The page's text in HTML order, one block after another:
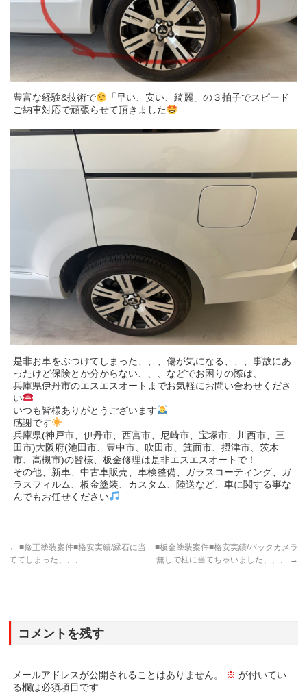
豊富な経験&技術で
「早い、安い、綺麗」の３拍子でスピード
ご納車対応で頑張らせて頂きました
是非お車をぶつけてしまった、、、傷が気になる、、、事故にあ
ったけど保険とか分からない、、、などでお困りの際は、
兵庫県伊丹市のエスエスオートまでお気軽にお問い合わせくださ
い
いつも皆様ありがとうございます
感謝です
兵庫県(神戸市、伊丹市、西宮市、尼崎市、宝塚市、川西市、三
田市)大阪府(池田市、豊中市、吹田市、箕面市、摂津市、茨木
市、高槻市)の皆様、板金修理は是非エスエスオートで！
その他、新車、中古車販売、車検整備、ガラスコーティング、ガ
ラスフィルム、板金塗装、カスタム、陸送など、車に関する事な
んでもお任せください
← ■修正塗装案件■格安実績/縁石に当
ててしまった、、、
■板金塗装案件■格安実績/バックカメラ
無しで柱に当てちゃいました、、、
→
コメントを残す
メールアドレスが公開されることはありません。 ※ が付いてい
る欄は必須項目です